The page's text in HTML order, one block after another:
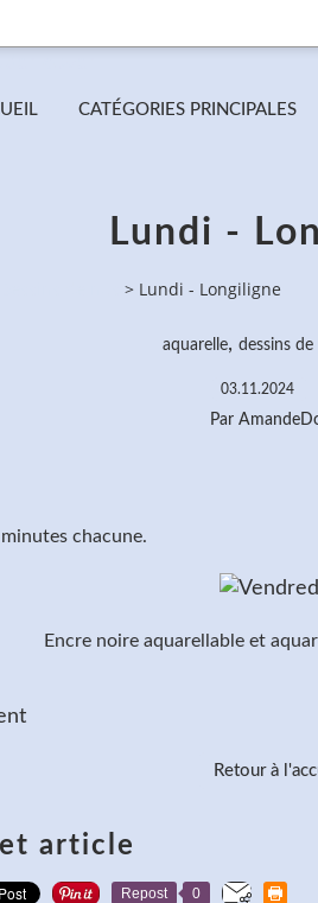
CATÉGORIES PRINCIPALES
Lundi -
> Lundi - Longiligne
aquarelle, dessins de
03.11.2024
Par
chacune.
Encre noire aquarellable et
Retour à
article
Repost 0